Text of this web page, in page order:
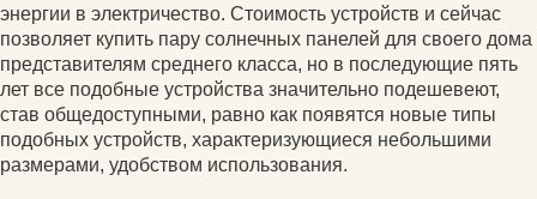
энергии в электричество. Стоимость устройств и сейчас
позволяет купить пару солнечных панелей для своего дома
представителям среднего класса, но в последующие пять
лет все подобные устройства значительно подешевеют,
став общедоступными, равно как появятся новые типы
подобных устройств, характеризующиеся небольшими
размерами, удобством использования.